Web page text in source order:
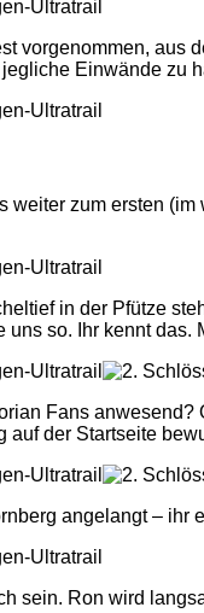
vorgenommen, aus
Einwände zu
weiter zum ersten
in der Pfütze
uns so. Ihr kennt
Fans
auf der Startseite
angelangt – ihr
sein. Ron wird